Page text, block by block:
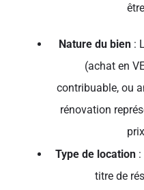
Nature du bien:
(achat en
contribuable, ou
rénovation
Type de location
titre de